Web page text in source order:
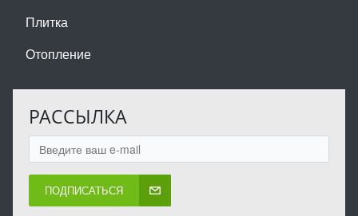
Плитка
Отопление
РАССЫЛКА
ПОДПИСАТЬСЯ